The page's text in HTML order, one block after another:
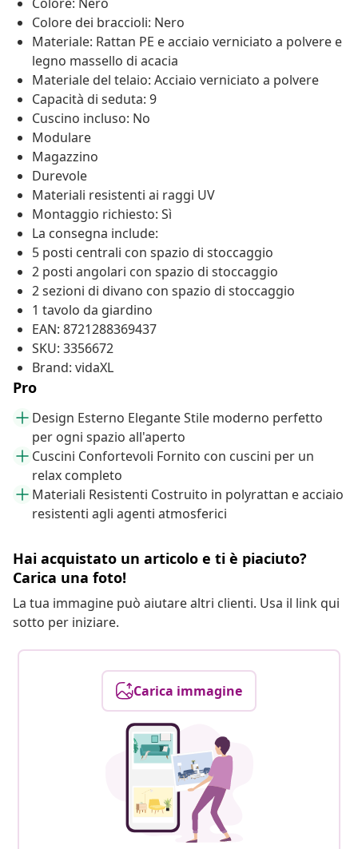
Colore dei braccioli: Nero
Materiale: Rattan PE e acciaio verniciato a polvere e
legno massello di acacia
Materiale del telaio: Acciaio verniciato a polvere
Capacità di seduta: 9
Cuscino incluso: No
Modulare
Magazzino
Durevole
Materiali resistenti ai raggi UV
Montaggio richiesto: Sì
La consegna include:
5 posti centrali con spazio di stoccaggio
2 posti angolari con spazio di stoccaggio
2 sezioni di divano con spazio di stoccaggio
1 tavolo da giardino
EAN: 8721288369437
SKU: 3356672
Brand: vidaXL
Pro
Design Esterno Elegante Stile moderno perfetto
per ogni spazio all'aperto
Cuscini Confortevoli Fornito con cuscini per un
relax completo
Materiali Resistenti Costruito in polyrattan e acciaio
resistenti agli agenti atmosferici
Hai acquistato un articolo e ti è piaciuto?
Carica una foto!
La tua immagine può aiutare altri clienti. Usa il link qui
sotto per iniziare.
Carica immagine